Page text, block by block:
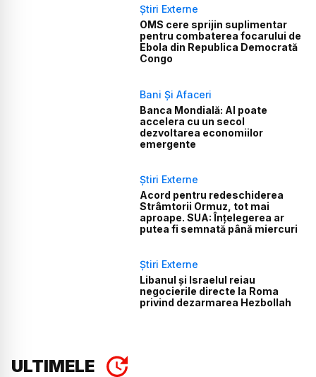
Știri Externe
OMS cere sprijin suplimentar
pentru combaterea focarului de
Ebola din Republica Democrată
Congo
Bani Și Afaceri
Banca Mondială: AI poate
accelera cu un secol
dezvoltarea economiilor
emergente
Știri Externe
Acord pentru redeschiderea
Strâmtorii Ormuz, tot mai
aproape. SUA: Înțelegerea ar
putea fi semnată până miercuri
Știri Externe
Libanul și Israelul reiau
negocierile directe la Roma
privind dezarmarea Hezbollah
ULTIMELE